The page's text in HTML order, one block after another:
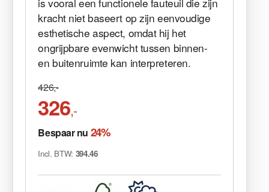
kracht niet baseert op zijn eenvoudige
esthetische aspect, omdat hij het
ongrijpbare evenwicht tussen binnen-
en buitenruimte kan interpreteren.
426,-
326,-
Bespaar nu 24%
Incl. BTW: 394.46